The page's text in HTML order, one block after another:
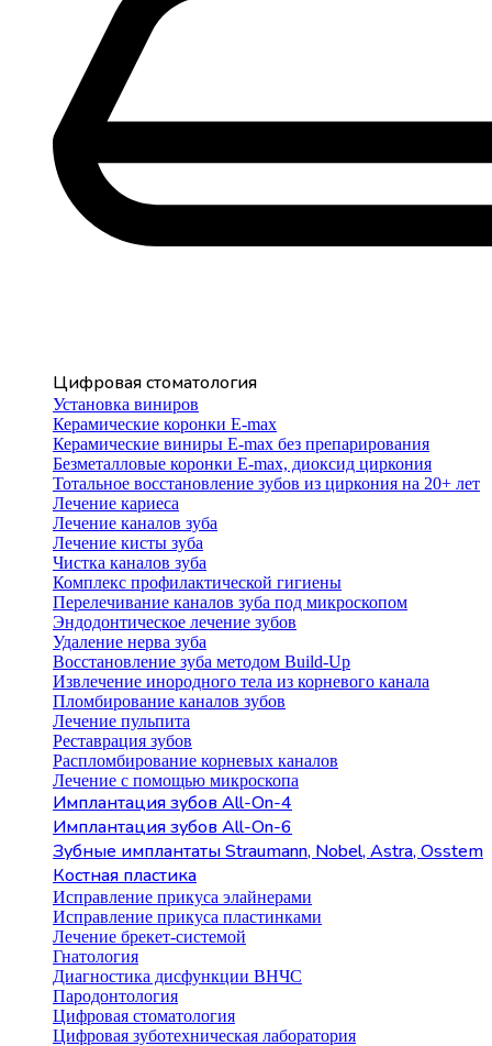
Цифровая стоматология
Установка виниров
Керамические коронки E-max
Керамические виниры E-max без препарирования
Безметалловые коронки Е-max, диоксид циркония
Тотальное восстановление зубов из циркония на 20+ лет
Лечение кариеса
Лечение каналов зуба
Лечение кисты зуба
Чистка каналов зуба
Комплекс профилактической гигиены
Перелечивание каналов зуба под микроскопом
Эндодонтическое лечение зубов
Удаление нерва зуба
Восстановление зуба методом Build-Up
Извлечение инородного тела из корневого канала
Пломбирование каналов зубов
Лечение пульпита
Реставрация зубов
Распломбирование корневых каналов
Лечение с помощью микроскопа
Имплантация зубов All-On-4
Имплантация зубов All-On-6
Зубные имплантаты Straumann, Nobel, Astra, Osstem
Костная пластика
Исправление прикуса элайнерами
Исправление прикуса пластинками
Лечение брекет-системой
Гнатология
Диагностика дисфункции ВНЧС
Пародонтология
Цифровая стоматология
Цифровая зуботехническая лаборатория